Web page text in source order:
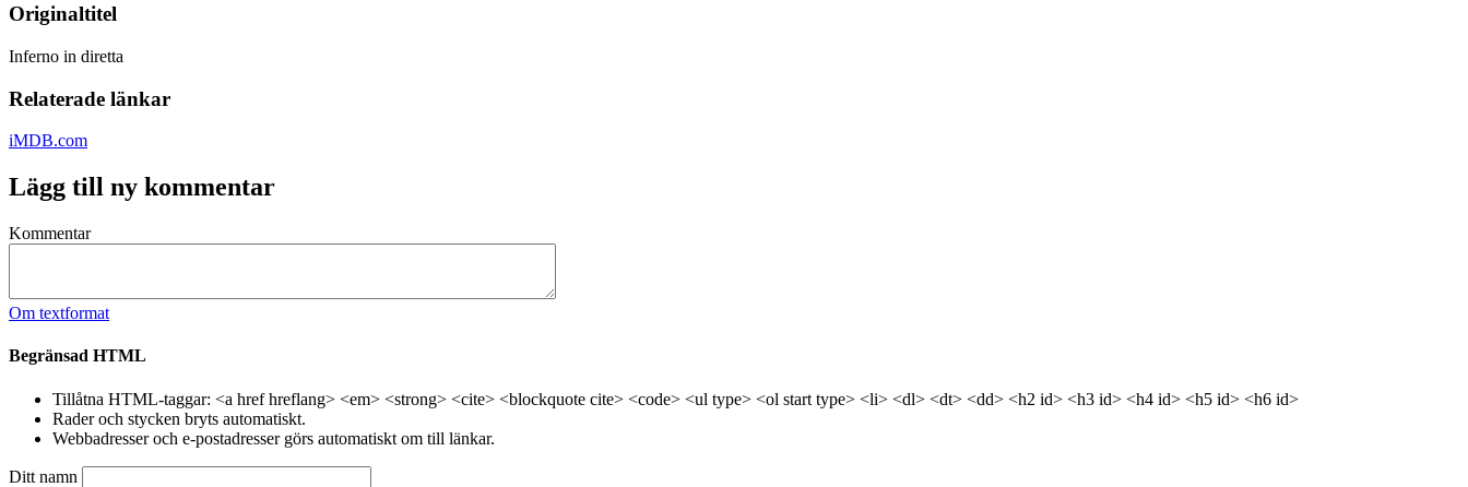
Originaltitel
Inferno in diretta
Relaterade länkar
iMDB.com
Lägg till ny kommentar
Kommentar
Om textformat
Begränsad HTML
Tillåtna HTML-taggar: <a href hreflang> <em> <strong> <cite> <blockquote cite> <code> <ul type> <ol start type> <li> <dl> <dt> <dd> <h2 id> <h3 id> <h4 id> <h5 id> <h6 id>
Rader och stycken bryts automatiskt.
Webbadresser och e-postadresser görs automatiskt om till länkar.
Ditt namn